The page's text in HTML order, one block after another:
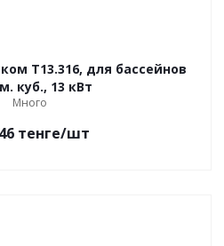
Т13.316, для бассейнов
куб., 13 кВт
Много
тенге/шт